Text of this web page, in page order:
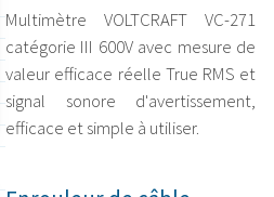
Multimètre VOLTCRAFT VC-271
catégorie III 600V avec mesure de
valeur efficace réelle True RMS et
signal sonore d'avertissement,
efficace et simple à utiliser.